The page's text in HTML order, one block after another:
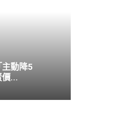
動降5
...